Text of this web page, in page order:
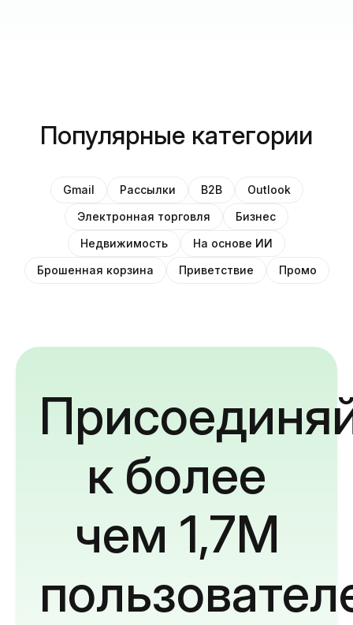
Популярные категории
Gmail Рассылки B2B
Outlook
Электронная торговля
Бизнес
Недвижимость
На основе ИИ
Брошенная корзина
Приветствие Промо
к более
чем 1,7M